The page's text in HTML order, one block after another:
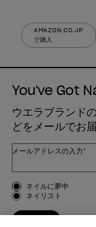
AMAZON.CO.JP
で購入
You've Got
ウエラブランド
どをメールでお
メールアドレスの入力*
お客様のタイプ
ネイルに夢中
ネイリスト